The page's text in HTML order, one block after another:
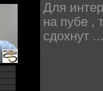
Для
на пубе ,
сдохнут